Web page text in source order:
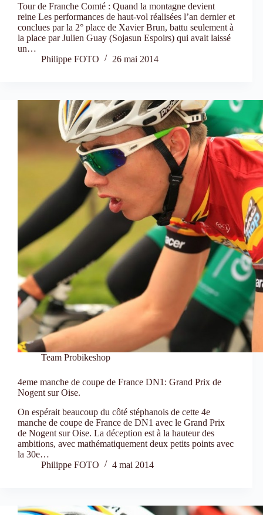
Tour de Franche Comté : Quand la montagne devient
reine Les performances de haut-vol réalisées l’an dernier et
conclues par la 2° place de Xavier Brun, battu seulement à
la place par Julien Guay (Sojasun Espoirs) qui avait laissé
un…
Philippe FOTO
26 mai 2014
Team Probikeshop
4eme manche de coupe de France DN1: Grand Prix de
Nogent sur Oise.
On espérait beaucoup du côté stéphanois de cette 4e
manche de coupe de France de DN1 avec le Grand Prix
de Nogent sur Oise. La déception est à la hauteur des
ambitions, avec mathématiquement deux petits points avec
la 30e…
Philippe FOTO
4 mai 2014